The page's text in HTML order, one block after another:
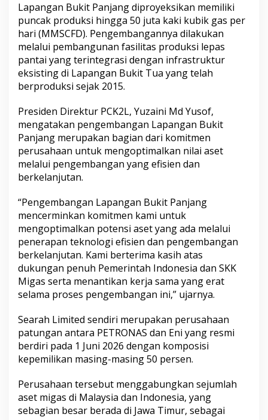
Lapangan Bukit Panjang diproyeksikan memiliki
puncak produksi hingga 50 juta kaki kubik gas per
hari (MMSCFD). Pengembangannya dilakukan
melalui pembangunan fasilitas produksi lepas
pantai yang terintegrasi dengan infrastruktur
eksisting di Lapangan Bukit Tua yang telah
berproduksi sejak 2015.
Presiden Direktur PCK2L, Yuzaini Md Yusof,
mengatakan pengembangan Lapangan Bukit
Panjang merupakan bagian dari komitmen
perusahaan untuk mengoptimalkan nilai aset
melalui pengembangan yang efisien dan
berkelanjutan.
“Pengembangan Lapangan Bukit Panjang
mencerminkan komitmen kami untuk
mengoptimalkan potensi aset yang ada melalui
penerapan teknologi efisien dan pengembangan
berkelanjutan. Kami berterima kasih atas
dukungan penuh Pemerintah Indonesia dan SKK
Migas serta menantikan kerja sama yang erat
selama proses pengembangan ini,” ujarnya.
Searah Limited sendiri merupakan perusahaan
patungan antara PETRONAS dan Eni yang resmi
berdiri pada 1 Juni 2026 dengan komposisi
kepemilikan masing-masing 50 persen.
Perusahaan tersebut menggabungkan sejumlah
aset migas di Malaysia dan Indonesia, yang
sebagian besar berada di Jawa Timur, sebagai